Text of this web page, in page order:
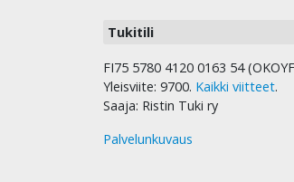
Tukitili
FI75 5780 4120 0163 54
Yleisviite: 9700. Kaikki viitteet.
Saaja: Ristin Tuki ry
Palvelunkuvaus